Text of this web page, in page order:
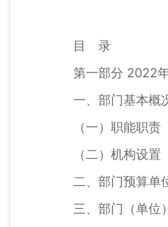
目 录
第一部分 2022年
一、部门基本概
（一）职能职责
（二）机构设置
二、部门预算单
三、部门（单位